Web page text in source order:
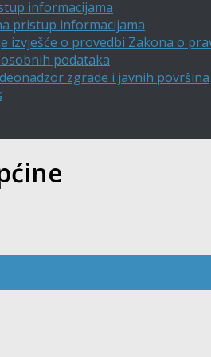
informacijama
pristup informacijama
izvješće o provedbi Zakona o
podataka
zgrade i javnih površina